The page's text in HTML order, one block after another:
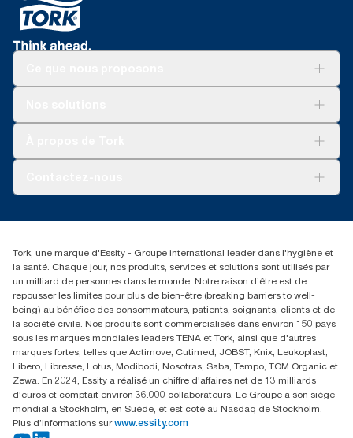
Réclamation pour distributeurs
02 766 05 30
Essity Belgium NV
Berkenlaan 8B
1831 MACHELEN
Tork, une marque d'Essity - Groupe international leader dans l'hygiène et
la santé. Chaque jour, nos produits, services et solutions sont utilisés par
un milliard de personnes dans le monde. Notre raison d’être est de
repousser les limites pour plus de bien-être (breaking barriers to well-
being) au bénéfice des consommateurs, patients, soignants, clients et de
la société civile. Nos produits sont commercialisés dans environ 150 pays
sous les marques mondiales leaders TENA et Tork, ainsi que d'autres
marques fortes, telles que Actimove, Cutimed, JOBST, Knix, Leukoplast,
Libero, Libresse, Lotus, Modibodi, Nosotras, Saba, Tempo, TOM Organic et
Zewa. En 2024, Essity a réalisé un chiffre d'affaires net de 13 milliards
d'euros et comptait environ 36.000 collaborateurs. Le Groupe a son siège
mondial à Stockholm, en Suède, et est coté au Nasdaq de Stockholm.
Plus d’informations sur www.essity.com